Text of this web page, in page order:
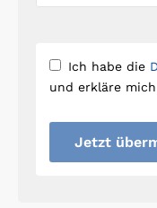
Ich habe die
und erkläre
Jetzt